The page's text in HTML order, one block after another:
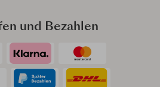
und Bezahlen